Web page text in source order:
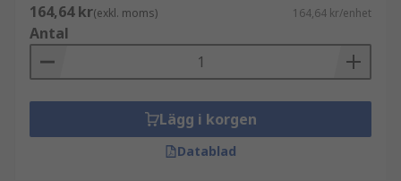
164,64 kr(exkl. moms) 164,64 kr/enhet
Antal
Lägg i korgen
Datablad